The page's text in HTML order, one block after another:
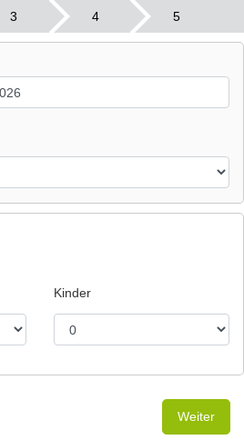
3 4 5
Kinder
Weiter